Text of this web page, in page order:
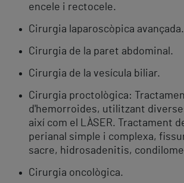
encele i rectocele.
Cirurgia laparoscòpica avançada.
Cirurgia de la paret abdominal.
Cirurgia de la vesícula biliar.
Cirurgia proctològica:
d'hemorroides, utilitzant
així com el LÀSER. Tractament
perianal simple i complexa,
sacre, hidrosadenitis,
Cirurgia oncològica.